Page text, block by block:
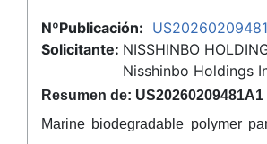
NºPublicación:
Solicitante: NISSHINBO
Nisshinbo Holdings
Resumen de: US20260209481A1
Marine biodegradable polymer